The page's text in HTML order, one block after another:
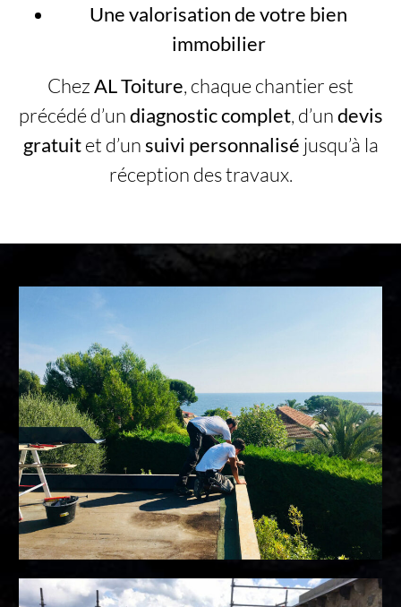
Une valorisation de votre bien
immobilier
ChezAL Toiture, chaque chantier est
précédé d’undiagnostic complet, d’undevis
gratuitet d’unsuivi personnalisé jusqu’à la
réception des travaux.